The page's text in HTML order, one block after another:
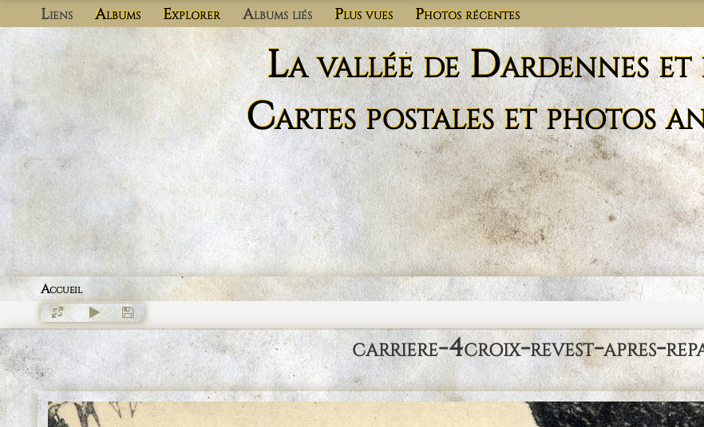
Liens Albums Explorer Albums liés Plus vues Photos récentes
La vallée de Dardennes et
Cartes postales et photos
Accueil
carriere-4croix-revest-apres-